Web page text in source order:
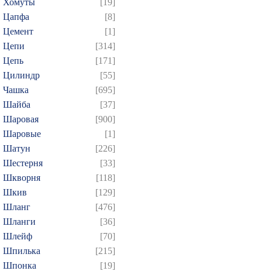
Хомуты
[19]
Цапфа
[8]
Цемент
[1]
Цепи
[314]
Цепь
[171]
Цилиндр
[55]
Чашка
[695]
Шайба
[37]
Шаровая
[900]
Шаровые
[1]
Шатун
[226]
Шестерня
[33]
Шкворня
[118]
Шкив
[129]
Шланг
[476]
Шланги
[36]
Шлейф
[70]
Шпилька
[215]
Шпонка
[19]